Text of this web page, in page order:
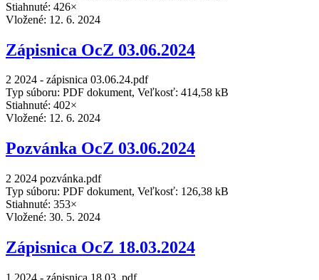
Stiahnuté: 426×
Vložené: 12. 6. 2024
Zápisnica OcZ 03.06.2024
2 2024 - zápisnica 03.06.24.pdf
Typ súboru: PDF dokument, Veľkosť: 414,58 kB
Stiahnuté: 402×
Vložené: 12. 6. 2024
Pozvánka OcZ 03.06.2024
2 2024 pozvánka.pdf
Typ súboru: PDF dokument, Veľkosť: 126,38 kB
Stiahnuté: 353×
Vložené: 30. 5. 2024
Zápisnica OcZ 18.03.2024
1 2024 - zápisnica 18.03..pdf